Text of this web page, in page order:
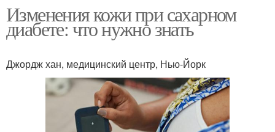
Изменения кожи при сахарном
диабете: что нужно знать
Джордж хан, медицинский центр, Нью-Йорк